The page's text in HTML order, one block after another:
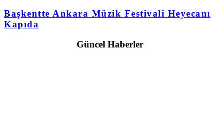
Başkentte Ankara Müzik Festivali Heyecanı
Kapıda
Güncel Haberler